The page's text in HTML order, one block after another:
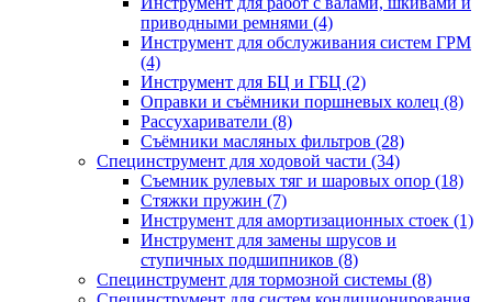
приводными ремнями (4)
Инструмент для обслуживания систем ГРМ
(4)
Инструмент для БЦ и ГБЦ (2)
Оправки и съёмники поршневых колец (8)
Рассухариватели (8)
Съёмники масляных фильтров (28)
Специнструмент для ходовой части (34)
Съемник рулевых тяг и шаровых опор (18)
Стяжки пружин (7)
Инструмент для амортизационных стоек (1)
Инструмент для замены шрусов и
ступичных подшипников (8)
Специнструмент для тормозной системы (8)